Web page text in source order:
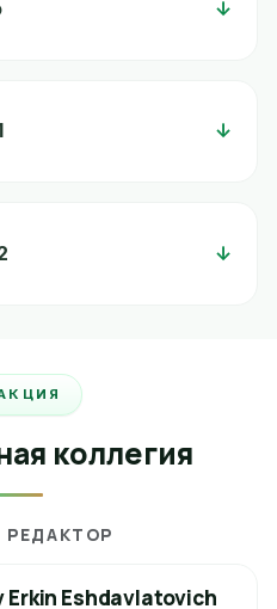
коллегия
РЕДАКТОР
Erkin Eshdavlatovich